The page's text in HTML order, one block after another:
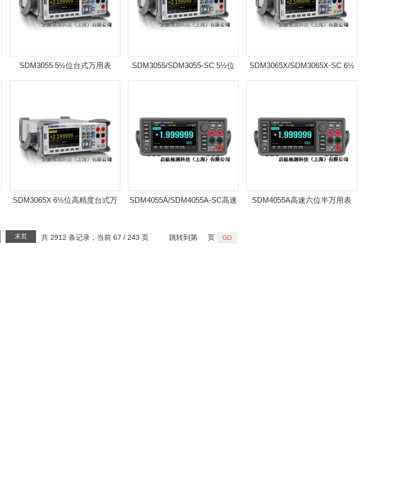
SDM3055 5½位台式万用表
SDM3055/SDM3055-SC 5½位
台式万用表
SDM3065X/SDM3065X-SC 6½
位台式万用表
SDM3065X 6½位高精度台式万
SDM4055A/SDM4055A-SC高速
SDM4055A高速六位半万用表
共 2912 条记录，当前 67 / 243 页
末页 跳转到第 页